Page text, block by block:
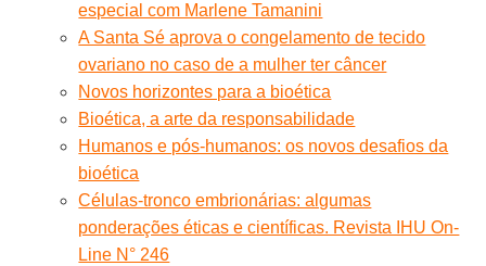
especial com Marlene Tamanini
A Santa Sé aprova o congelamento de tecido
ovariano no caso de a mulher ter câncer
Novos horizontes para a bioética
Bioética, a arte da responsabilidade
Humanos e pós-humanos: os novos desafios da
bioética
Células-tronco embrionárias: algumas
ponderações éticas e científicas. Revista IHU On-
Line N° 246